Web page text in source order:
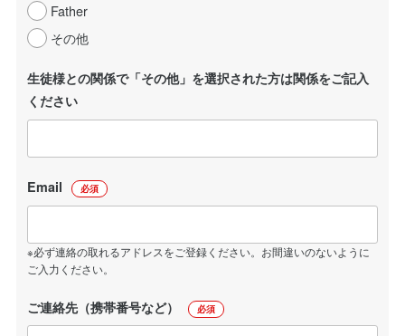
Father
その他
生徒様との関係で「その他」を選択された方は関係をご記入
ください
Email 必須
※必ず連絡の取れるアドレスをご登録ください。お間違いのないように
ご入力ください。
ご連絡先（携帯番号など） 必須